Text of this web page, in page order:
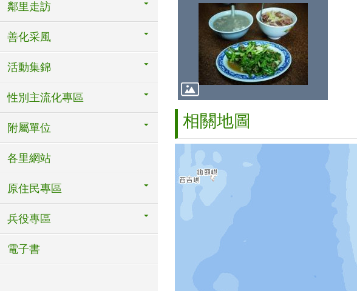
鄰里走訪
善化采風
活動集錦
性別主流化專區
附屬單位
各里網站
原住民專區
兵役專區
電子書
相關地圖